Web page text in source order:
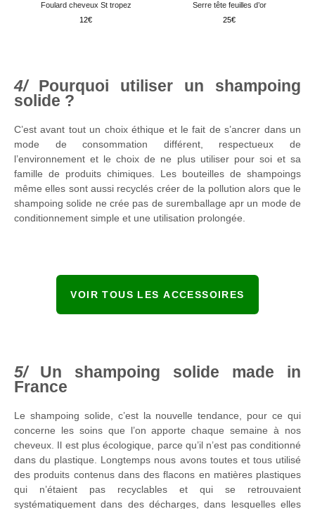
Foulard cheveux St tropez
12
Serre tête feuilles d’or
25
Pourquoi utiliser un shampoing
solide ?
C’est avant tout un choix éthique et le fait de s’ancrer dans un
mode de consommation différent, respectueux de
l’environnement et le choix de ne plus utiliser pour soi et sa
famille de produits chimiques. Les bouteilles de shampoings
même elles sont aussi recyclés créer de la pollution alors que le
shampoing solide ne crée pas de suremballage apr un mode de
conditionnement simple et une utilisation prolongée.
VOIR TOUS LES ACCESSOIRES
Un shampoing solide made in
France
Le shampoing solide, c’est la nouvelle tendance, pour ce qui
concerne les soins que l’on apporte chaque semaine à nos
cheveux. Il est plus écologique, parce qu’il n’est pas conditionné
dans du plastique. Longtemps nous avons toutes et tous utilisé
des produits contenus dans des flacons en matières plastiques
qui n’étaient pas recyclables et qui se retrouvaient
systématiquement dans des décharges, dans lesquelles elles